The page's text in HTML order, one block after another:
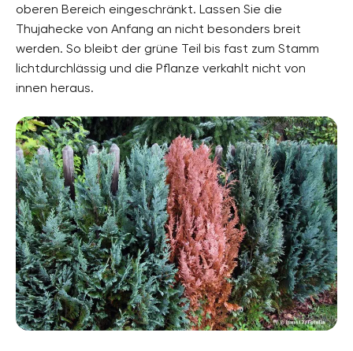
oberen Bereich eingeschränkt. Lassen Sie die
Thujahecke von Anfang an nicht besonders breit
werden. So bleibt der grüne Teil bis fast zum Stamm
lichtdurchlässig und die Pflanze verkahlt nicht von
innen heraus.